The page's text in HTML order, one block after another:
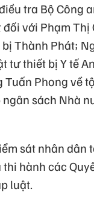
tra Bộ Công
với Phạm
Thành Phát;
tư thiết bị Y tế
Phong về
sách Nhà
sát nhân dân
hành các
luật.